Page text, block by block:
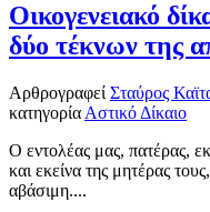
Οικογενειακό
δύο τέκνων της
Αρθρογραφεί Σταύρος
κατηγορία Αστικό Δίκαιο
Ο εντολέας μας, πατέρας,
και εκείνα της μητέρας
αβάσιμη....